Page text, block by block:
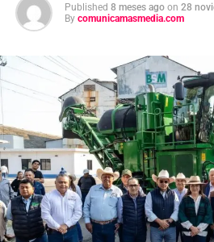
Published 8 meses ago on 28
By comunicamasmedia.com